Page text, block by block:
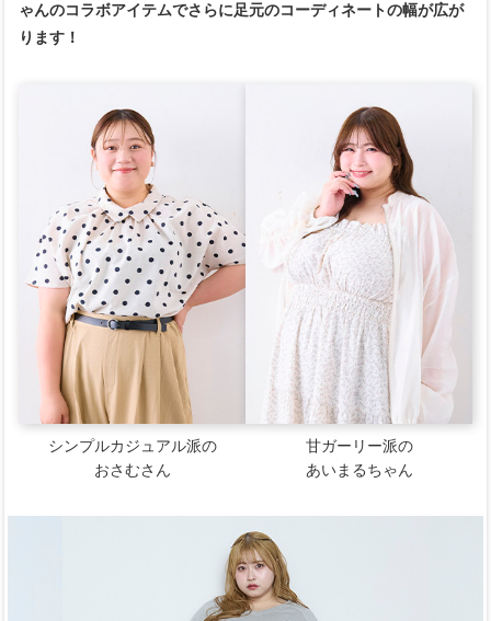
ゃんのコラボアイテムでさらに足元のコーディネートの幅が広が
ります！
シンプルカジュアル派の
おさむさん
甘ガーリー派の
あいまるちゃん